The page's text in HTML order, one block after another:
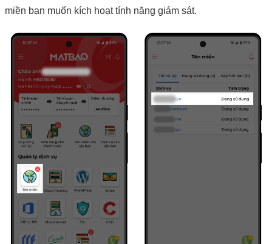
miền bạn muốn kích hoạt tính năng giám sát.